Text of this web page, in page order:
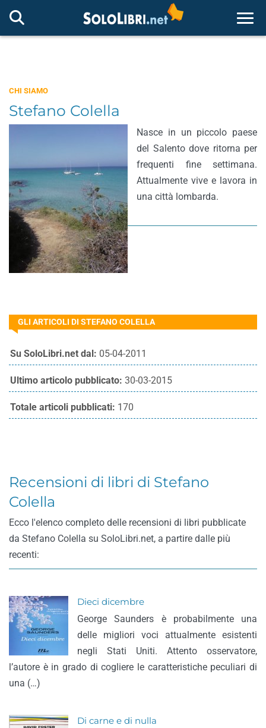
CHI SIAMO
Stefano Colella
Nasce in un piccolo paese
del Salento dove ritorna per
frequenti fine settimana.
Attualmente vive e lavora in
una città lombarda.
GLI ARTICOLI DI STEFANO COLELLA
Su SoloLibri.net dal: 05-04-2011
Ultimo articolo pubblicato: 30-03-2015
Totale articoli pubblicati: 170
Recensioni di libri di Stefano
Colella
Ecco l'elenco completo delle recensioni di libri pubblicate
da Stefano Colella su SoloLibri.net, a partire dalle più
recenti:
Dieci dicembre
George Saunders è probabilmente una
delle migliori voci attualmente esistenti
negli Stati Uniti. Attento osservatore,
l’autore è in grado di cogliere le caratteristiche peculiari di
una (…)
Di carne e di nulla